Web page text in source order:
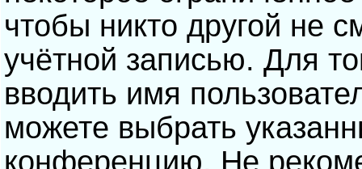
чтобы никто другой не
учётной записью. Для
вводить имя
можете выбрать
конференцию. Не